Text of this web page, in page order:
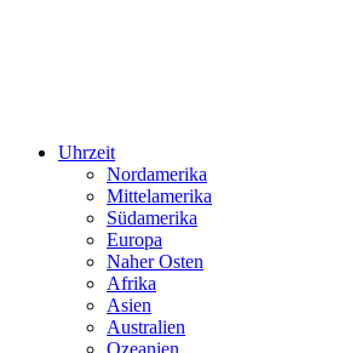
Uhrzeit
Nordamerika
Mittelamerika
Südamerika
Europa
Naher Osten
Afrika
Asien
Australien
Ozeanien